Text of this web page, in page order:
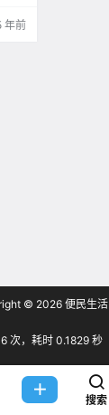
年前
© 2026 便民生活
次，耗时 0.1829 秒
搜索